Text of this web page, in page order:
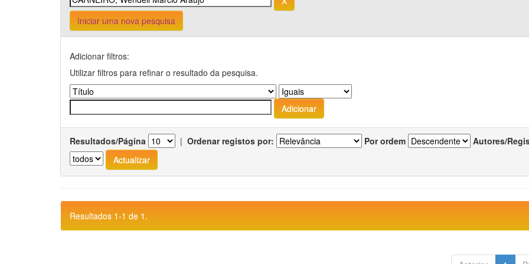
Iniciar uma nova pesquisa
Adicionar filtros:
Utilizar filtros para refinar o resultado da pesquisa.
Resultados/Página | Ordenar registos por: Por ordem Autores/
Resultados 1-1 de 1.